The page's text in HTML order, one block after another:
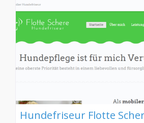
Hundefriseur Flotte